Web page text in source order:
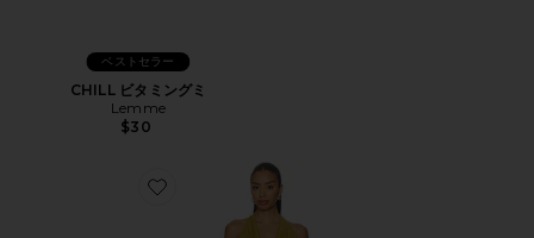
ベストセラー
CHILL ビタミングミ
Lemme
$30
Favorite KATSIA ドレス